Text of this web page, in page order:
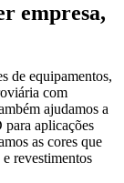
empresa,
de equipamentos,
com
ajudamos a
para aplicações
as cores que
revestimentos